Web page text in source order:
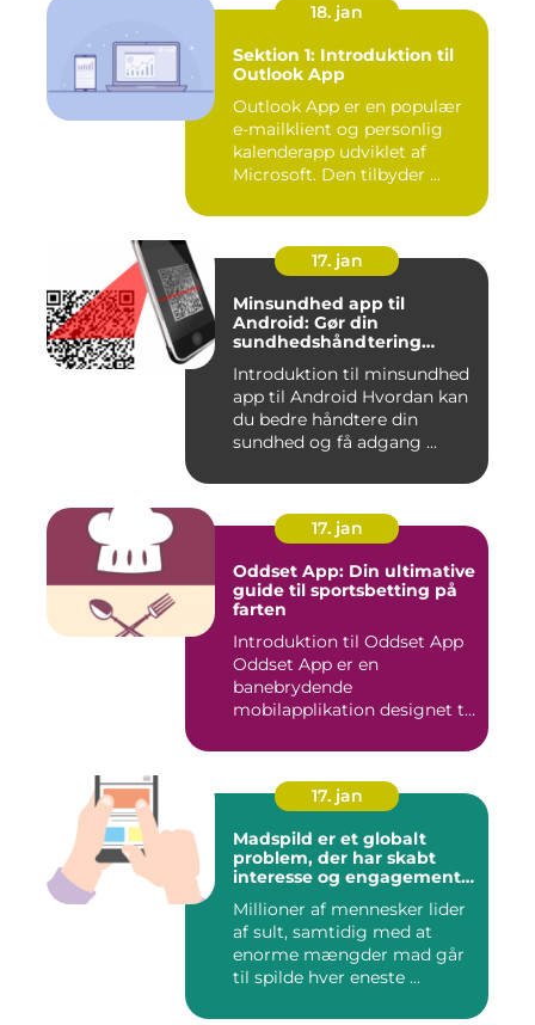
18. jan
Sektion 1: Introduktion til
Outlook App
Outlook App er en populær
e-mailklient og personlig
kalenderapp udviklet af
Microsoft. Den tilbyder ...
17. jan
Minsundhed app til
Android: Gør din
sundhedshåndtering
Introduktion til minsundhed
app til Android Hvordan kan
du bedre håndtere din
sundhed og få adgang ...
17. jan
Oddset App: Din ultimative
guide til sportsbetting på
farten
Introduktion til Oddset App
Oddset App er en
banebrydende
mobilapplikation designet til
17. jan
Madspild er et globalt
problem, der har skabt
interesse og engagement
mennesker verden over
Millioner af mennesker lider
af sult, samtidig med at
enorme mængder mad går
til spilde hver eneste ...